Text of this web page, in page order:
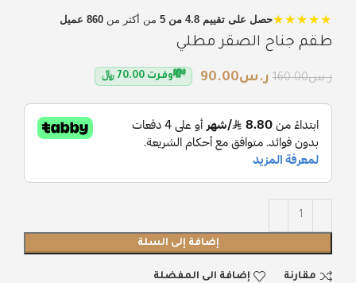
★★★★★حصل على تقييم 4.8 من 5 من أكثر من 860 عميل
طقم جناح الصقر مطلي
ر.س160.00 ر.س90.00
💸وفرت 70.00 ﷼
إضافة إلى السلة
مقارنة إضافة الى المفضلة